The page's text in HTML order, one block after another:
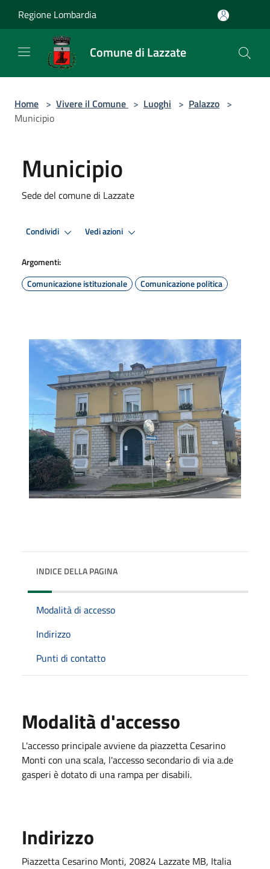
Regione Lombardia
Comune di Lazzate
Home > Vivere il Comune > Luoghi > Palazzo >
Municipio
Municipio
Sede del comune di Lazzate
Condividi Vedi azioni
Argomenti:
Comunicazione istituzionale
Comunicazione politica
INDICE DELLA PAGINA
Modalità di accesso
Indirizzo
Punti di contatto
Modalità d'accesso
L'accesso principale avviene da piazzetta Cesarino
Monti con una scala, l'accesso secondario di via a.de
gasperi è dotato di una rampa per disabili.
Indirizzo
Piazzetta Cesarino Monti, 20824 Lazzate MB, Italia